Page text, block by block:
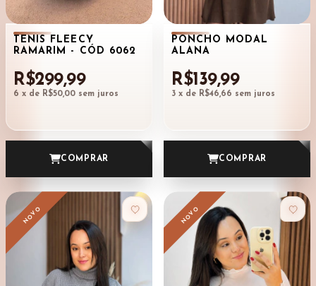
TÊNIS FLEECY
RAMARIM - CÓD 6062
R$299,99
6 x de R$50,00 sem juros
COMPRAR
PONCHO MODAL
ALANA
R$139,99
3 x de R$46,66 sem juros
COMPRAR
NOVO NOVO